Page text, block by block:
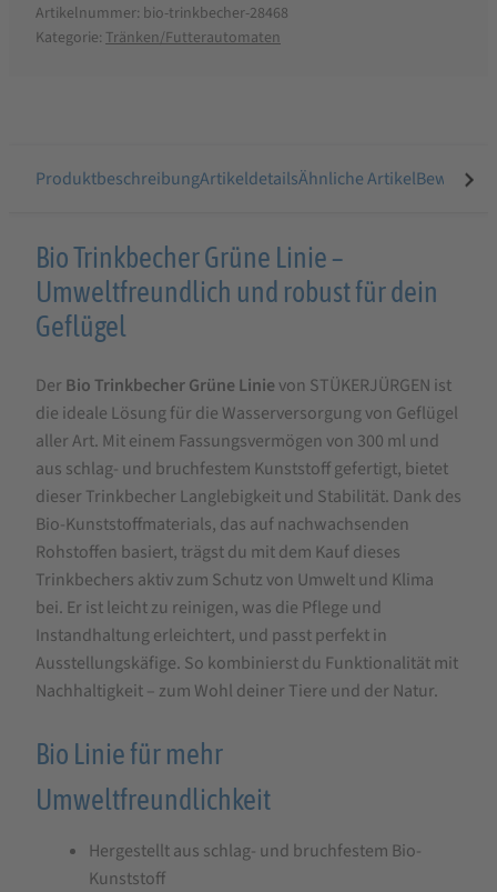
Artikelnummer: bio-trinkbecher-28468
Kategorie: Tränken/Futterautomaten
ProduktbeschreibungArtikeldetailsÄhnliche Artikel
Produktbeschreibung
für
STÜKERJÜRGEN
Trinkbecher
Geflügel
Grüne
Linie
300
ml
Bio Trinkbecher Grüne Linie –
Umweltfreundlich und robust für dein
Geflügel
Der Bio Trinkbecher Grüne Linie von STÜKERJÜRGEN ist
die ideale Lösung für die Wasserversorgung von Geflügel
aller Art. Mit einem Fassungsvermögen von 300 ml und
aus schlag- und bruchfestem Kunststoff gefertigt, bietet
dieser Trinkbecher Langlebigkeit und Stabilität. Dank des
Bio-Kunststoffmaterials, das auf nachwachsenden
Rohstoffen basiert, trägst du mit dem Kauf dieses
Trinkbechers aktiv zum Schutz von Umwelt und Klima
bei. Er ist leicht zu reinigen, was die Pflege und
Instandhaltung erleichtert, und passt perfekt in
Ausstellungskäfige. So kombinierst du Funktionalität mit
Nachhaltigkeit – zum Wohl deiner Tiere und der Natur.
Bio Linie für mehr
Umweltfreundlichkeit
Hergestellt aus schlag- und bruchfestem Bio-
Kunststoff